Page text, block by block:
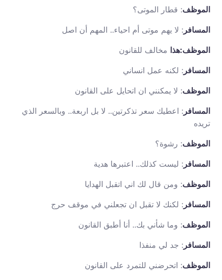
الموظف: قطار الموتى؟
المسافر : لا يهم موتى أم احياء.. المهم أن اصل
الموظف:هذا مخالف للقانون
المسافر : لكنه عمل انساني
الموظف: لا يمكنني ان اتحايل على القانون
المسافر : اعطيك سعر تذكرتين.. لا بل اربعة.. وبالسعر الذي
تريده
الموظف: رشوة؟
المسافر : ليست كذلك.. اعتبرها هدية
الموظف: ومن قال لك اني اتقبل الهدايا
المسافر : لكنك لا تقبل ان تجعلني في موقف حرج
الموظف: وما شأني بك.. أنا أطبق القانون
المسافر : جد لي منفذا
الموظف: اتحرضني للتمرد على القانون